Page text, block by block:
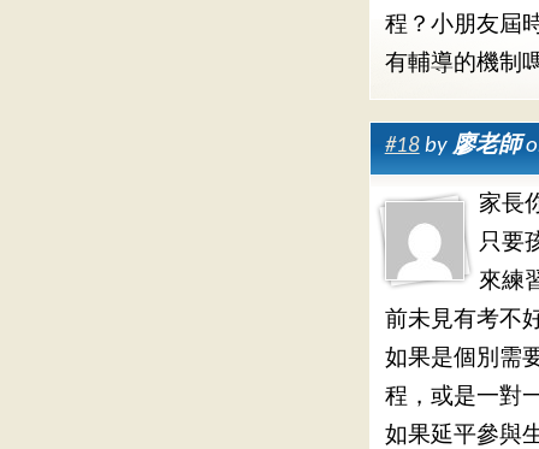
程？小朋友屆
有輔導的機制
#18by 廖老師
家長
只要
來練
前未見有考不
如果是個別需
程，或是一對
如果延平參與